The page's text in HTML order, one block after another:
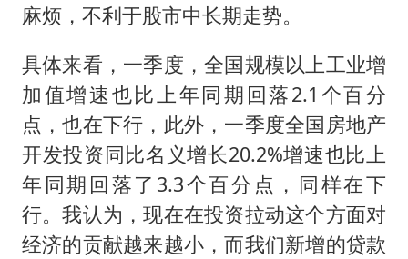
麻烦，不利于股市中长期走势。
具体来看，一季度，全国规模以上工业增
加值增速也比上年同期回落2.1个百分
点，也在下行，此外，一季度全国房地产
开发投资同比名义增长20.2%增速也比上
年同期回落了3.3个百分点，同样在下
行。我认为，现在在投资拉动这个方面对
经济的贡献越来越小，而我们新增的贷款